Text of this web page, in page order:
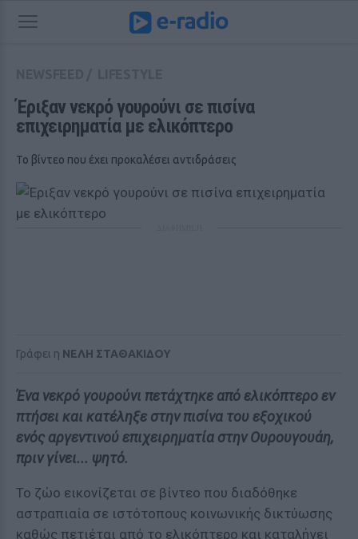
Έριξαν νεκρό γουρούνι σε πισίνα
επιχειρηματία με ελικόπτερο
Το βίντεο που έχει προκαλέσει αντιδράσεις
Γράφει η ΝΕΛΗ ΣΤΑΘΑΚΙΔΟΥ
Ένα νεκρό γουρούνι πετάχτηκε από ελικόπτερο εν
πτήσει και κατέληξε στην πισίνα του εξοχικού
ενός αργεντινού επιχειρηματία στην Ουρουγουάη,
πριν γίνει... ψητό.
Το ζώο εικονίζεται σε βίντεο που διαδόθηκε
αστραπιαία σε ιστότοπους κοινωνικής δικτύωσης
καθώς πετιέται από το ελικόπτερο και καταλήγει